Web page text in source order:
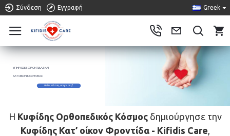
Σύνδεση Εγγραφή Greek
ΥΠΗΡΕΣΙΕΣ ΦΡΟΝΤΙΔΑΣ ΚΑΙ
ΚΑΤ ΟΙΚΟΝ ΝΟΣΗΛΕΙΑΣ
Δείτε εδώ τις υπηρεσίες!
Η Κυφίδης Ορθοπεδικός Κόσμοςδημιούργησε την
Κυφίδης Κατ’ οίκον Φροντίδα - Kifidis Care